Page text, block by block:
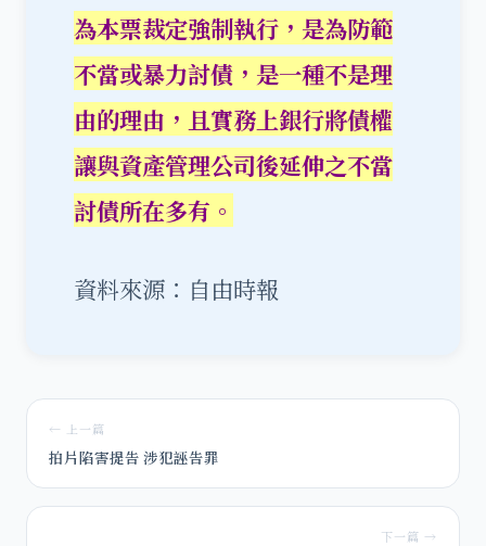
為本票裁定強制執行，是為防範
不當或暴力討債，是一種不是理
由的理由，且實務上銀行將債權
讓與資產管理公司後延伸之不當
討債所在多有。
資料來源：自由時報
← 上一篇
拍片陷害提告 涉犯誣告罪
下一篇 →